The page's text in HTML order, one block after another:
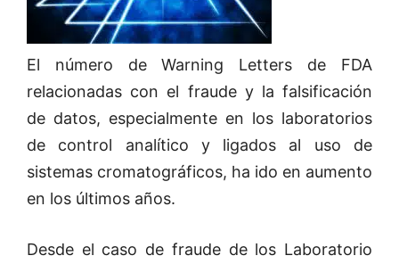
El número de Warning Letters de FDA
relacionadas con el fraude y la falsificación
de datos, especialmente en los laboratorios
de control analítico y ligados al uso de
sistemas cromatográficos, ha ido en aumento
en los últimos años.
Desde el caso de fraude de los Laboratorio